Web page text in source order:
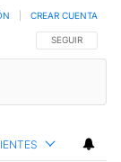
SIGA ESTA
SEGUIR
CREAR CUENTA